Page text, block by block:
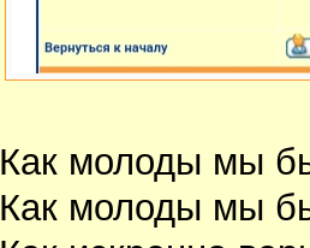
Как молоды мы
Как молоды мы